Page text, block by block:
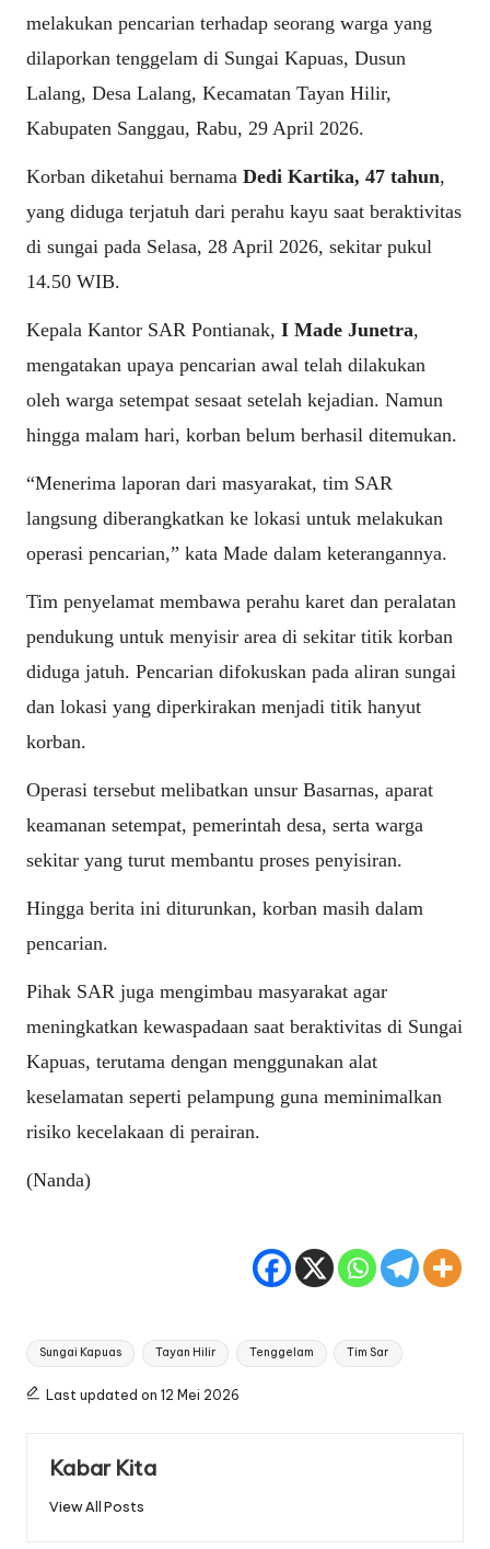
melakukan pencarian terhadap seorang warga yang
dilaporkan tenggelam di Sungai Kapuas, Dusun
Lalang, Desa Lalang, Kecamatan Tayan Hilir,
Kabupaten Sanggau, Rabu, 29 April 2026.
Korban diketahui bernama Dedi Kartika, 47 tahun,
yang diduga terjatuh dari perahu kayu saat beraktivitas
di sungai pada Selasa, 28 April 2026, sekitar pukul
14.50 WIB.
Kepala Kantor SAR Pontianak, I Made Junetra,
mengatakan upaya pencarian awal telah dilakukan
oleh warga setempat sesaat setelah kejadian. Namun
hingga malam hari, korban belum berhasil ditemukan.
“Menerima laporan dari masyarakat, tim SAR
langsung diberangkatkan ke lokasi untuk melakukan
operasi pencarian,” kata Made dalam keterangannya.
Tim penyelamat membawa perahu karet dan peralatan
pendukung untuk menyisir area di sekitar titik korban
diduga jatuh. Pencarian difokuskan pada aliran sungai
dan lokasi yang diperkirakan menjadi titik hanyut
korban.
Operasi tersebut melibatkan unsur Basarnas, aparat
keamanan setempat, pemerintah desa, serta warga
sekitar yang turut membantu proses penyisiran.
Hingga berita ini diturunkan, korban masih dalam
pencarian.
Pihak SAR juga mengimbau masyarakat agar
meningkatkan kewaspadaan saat beraktivitas di Sungai
Kapuas, terutama dengan menggunakan alat
keselamatan seperti pelampung guna meminimalkan
risiko kecelakaan di perairan.
(Nanda)
Tags:
Sungai Kapuas Tayan Hilir Tenggelam Tim Sar
Last updated on 12 Mei 2026
Kabar Kita
View All Posts